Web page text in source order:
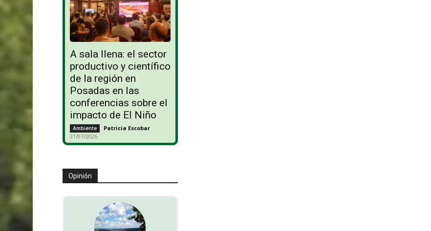
A sala llena: el sector
productivo y científico
de la región en
Posadas en las
conferencias sobre el
impacto de El Niño
Ambiente Patricia Escobar -
31/07/2026
Opinión